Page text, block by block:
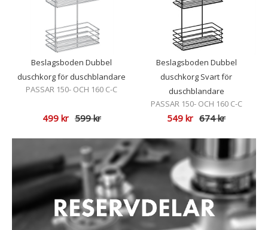
Beslagsboden Dubbel
duschkorg för duschblandare
PASSAR 150- OCH 160 C-C
499kr 599kr
Beslagsboden Dubbel
duschkorg Svart för
duschblandare
PASSAR 150- OCH 160 C-C
549 kr 674kr